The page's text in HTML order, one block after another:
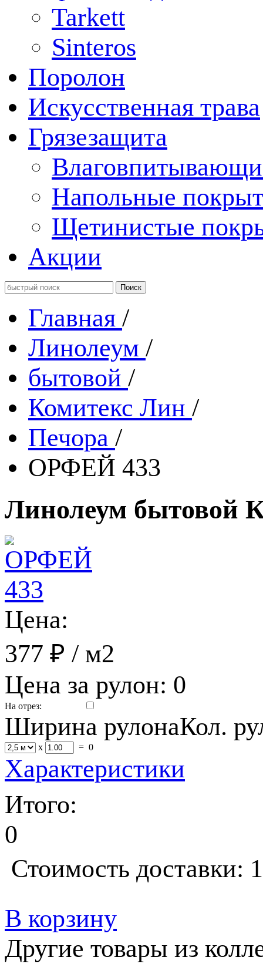
Tarkett
Sinteros
Поролон
Искусственная трава
Грязезащита
Напольные
Щетинистые
Акции
Главная /
Линолеум /
бытовой /
Комитекс Лин /
Печора /
ОРФЕЙ 433
Линолеум бытовой
Цена:
377 ₽ / м2
Цена за рулон: 0
На отрез:
Ширина рулонаКол.
x = 0
Характеристики
Итого:
0
Стоимость
В корзину
Другие товары из